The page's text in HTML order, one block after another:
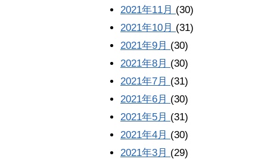
2021年11月 (30)
2021年10月 (31)
2021年9月 (30)
2021年8月 (30)
2021年7月 (31)
2021年6月 (30)
2021年5月 (31)
2021年4月 (30)
2021年3月 (29)